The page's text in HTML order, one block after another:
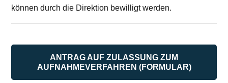
können durch die Direktion bewilligt werden.
ANTRAG AUF ZULASSUNG ZUM
AUFNAHMEVERFAHREN (FORMULAR)